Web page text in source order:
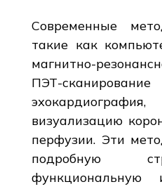
Современные
такие как
магнитно-
ПЭТ-
визуализацию
перфузии. Эти
подробную
функциональную